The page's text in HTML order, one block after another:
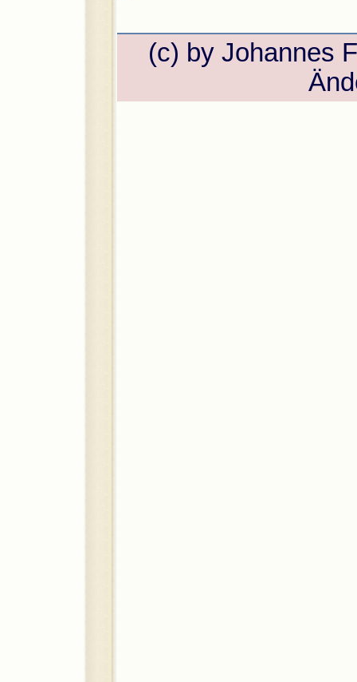
(c) by Johannes